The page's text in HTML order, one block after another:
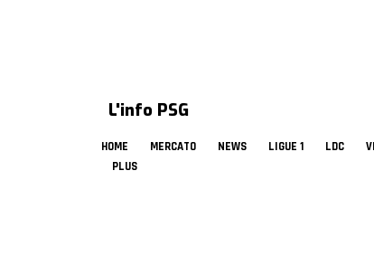
L'info PSG
HOME MERCATO NEWS LIGUE 1 LDC
PLUS